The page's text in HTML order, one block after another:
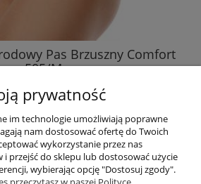
Pas Brzuszny Comfort
505/M
57,76 zł
DO KOSZYKA
prywatność
im technologie umożliwiają poprawne
nam dostosować ofertę do Twoich
wykorzystanie przez nas
przejść do sklepu lub dostosować użycie
wybierając opcję "Dostosuj zgody".